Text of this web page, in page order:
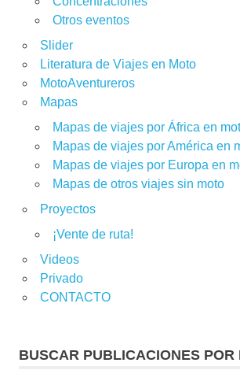
Otros eventos
Slider
Literatura de Viajes en Moto
MotoAventureros
Mapas
Mapas de viajes por África en
Mapas de viajes por América en
Mapas de viajes por Europa en
Mapas de otros viajes sin moto
Proyectos
¡Vente de ruta!
Videos
Privado
CONTACTO
BUSCAR PUBLICACIONES POR